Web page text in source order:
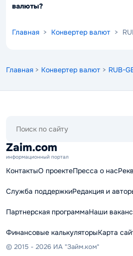
валюты?
Главная > Конвертер валют >
Главная > Конвертер валют > RUB-
сайту
Zaim.com
информационный портал
КонтактыО проектеПресса о нас
Служба поддержкиРедакция и
Партнерская программаНаши
Финансовые калькуляторыКарта
© 2015 - 2026 ИА "Займ.ком"